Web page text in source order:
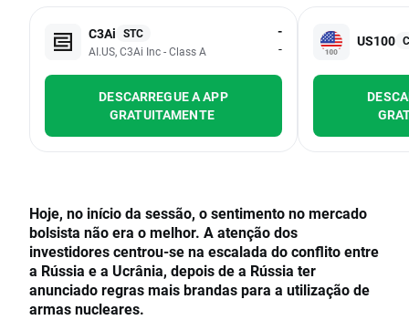
C3Ai STC
AI.US, C3Ai Inc - Class A
-
-
DESCARREGUE A APP
GRATUITAMENTE
US100
Hoje, no início da sessão, o sentimento no mercado
bolsista não era o melhor. A atenção dos
investidores centrou-se na escalada do conflito entre
a Rússia e a Ucrânia, depois de a Rússia ter
anunciado regras mais brandas para a utilização de
armas nucleares.